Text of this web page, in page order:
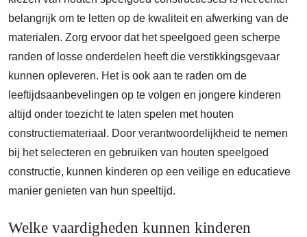
belangrijk om te letten op de kwaliteit en afwerking van de
materialen. Zorg ervoor dat het speelgoed geen scherpe
randen of losse onderdelen heeft die verstikkingsgevaar
kunnen opleveren. Het is ook aan te raden om de
leeftijdsaanbevelingen op te volgen en jongere kinderen
altijd onder toezicht te laten spelen met houten
constructiemateriaal. Door verantwoordelijkheid te nemen
bij het selecteren en gebruiken van houten speelgoed
constructie, kunnen kinderen op een veilige en educatieve
manier genieten van hun speeltijd.
Welke vaardigheden kunnen kinderen